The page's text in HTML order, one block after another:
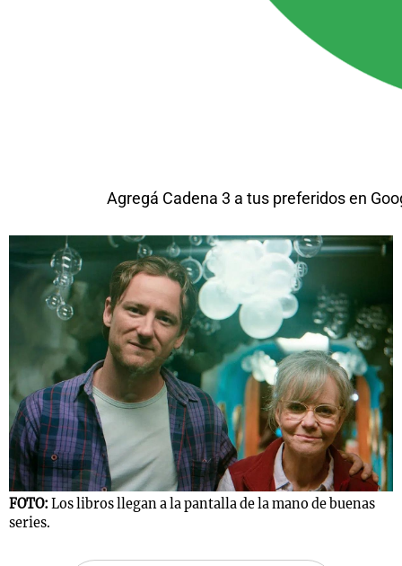
Agregá Cadena 3 a tus preferidos en
FOTO: Los libros llegan a la pantalla de la mano de buenas
series.